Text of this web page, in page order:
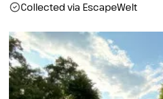
Collected via EscapeWelt